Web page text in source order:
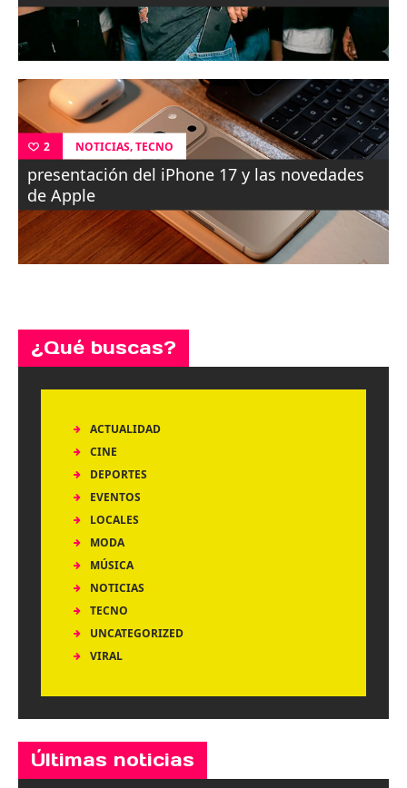
2 NOTICIAS,TECNO
presentación del iPhone 17 y las novedades
de Apple
¿Qué buscas?
ACTUALIDAD
CINE
DEPORTES
EVENTOS
LOCALES
MODA
MÚSICA
NOTICIAS
TECNO
UNCATEGORIZED
VIRAL
Últimas noticias